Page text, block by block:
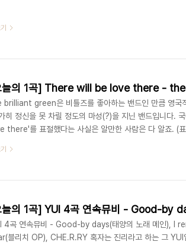
늘의 1곡] There will be love there -
brilliant green은 비틀즈를 좋아하는 밴드인 만큼 영국
히 정신을 못 차릴 정도의 마성(?)을 지닌 밴드입니다.
there'를 표절했다는 사실은 알만한 사람은 다 알죠. (
리6, 토미 페브러리6'라는 프로젝트 그룹으로 활동하기
4곡 연속뮤비 - Good-by days(태양의 노래 메인), I
블리치 OP), CHE.R.RY 혹자는 진리라고 하는 그 YUI